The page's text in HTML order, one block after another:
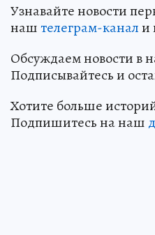
Узнавайте новости
наштелеграм-канали
Обсуждаем новости в
Подписывайтесь и
Хотите больше
Подпишитесь на наш